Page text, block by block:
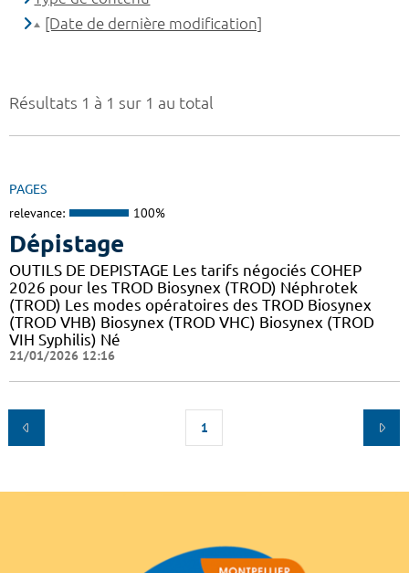
Résultats 1 à 1 sur 1 au total
PAGES
relevance: 100%
Dépistage
OUTILS DE DEPISTAGE Les tarifs négociés COHEP
2026 pour les TROD Biosynex (TROD) Néphrotek
(TROD) Les modes opératoires des TROD Biosynex
(TROD VHB) Biosynex (TROD VHC) Biosynex (TROD
VIH Syphilis) Né
21/01/2026 12:16
1
[Date de dernière modification]